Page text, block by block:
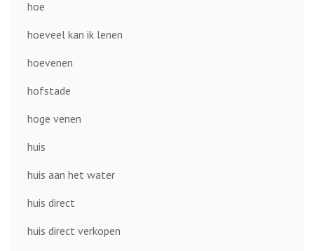
hoe
hoeveel kan ik lenen
hoevenen
hofstade
hoge venen
huis
huis aan het water
huis direct
huis direct verkopen